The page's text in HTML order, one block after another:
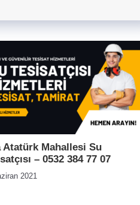
Atatürk Mahallesi Su
– 0532 384 77 07
2021